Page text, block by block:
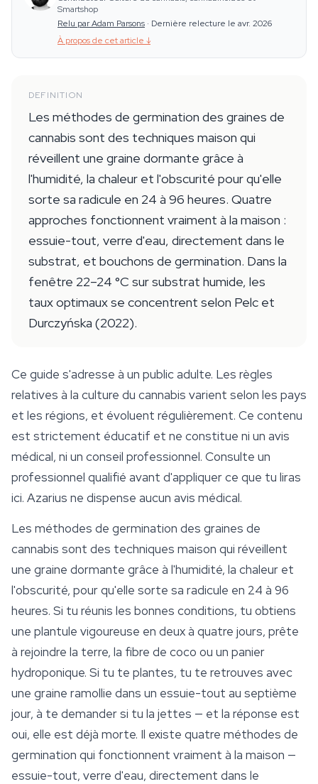
Smartshop
Relu par Adam Parsons · Dernière relecture le avr. 2026
À propos de cet article ↓
DEFINITION
Les méthodes de germination des graines de
cannabis sont des techniques maison qui
réveillent une graine dormante grâce à
l'humidité, la chaleur et l'obscurité pour qu'elle
sorte sa radicule en 24 à 96 heures. Quatre
approches fonctionnent vraiment à la maison :
essuie-tout, verre d'eau, directement dans le
substrat, et bouchons de germination. Dans la
fenêtre 22–24 °C sur substrat humide, les
taux optimaux se concentrent selon Pelc et
Durczyńska (2022).
Ce guide s'adresse à un public adulte. Les règles
relatives à la culture du cannabis varient selon les pays
et les régions, et évoluent régulièrement. Ce contenu
est strictement éducatif et ne constitue ni un avis
médical, ni un conseil professionnel. Consulte un
professionnel qualifié avant d'appliquer ce que tu liras
ici. Azarius ne dispense aucun avis médical.
Les méthodes de germination des graines de
cannabis sont des techniques maison qui réveillent
une graine dormante grâce à l'humidité, la chaleur et
l'obscurité, pour qu'elle sorte sa radicule en 24 à 96
heures. Si tu réunis les bonnes conditions, tu obtiens
une plantule vigoureuse en deux à quatre jours, prête
à rejoindre la terre, la fibre de coco ou un panier
hydroponique. Si tu te plantes, tu te retrouves avec
une graine ramollie dans un essuie-tout au septième
jour, à te demander si tu la jettes — et la réponse est
oui, elle est déjà morte. Il existe quatre méthodes de
germination qui fonctionnent vraiment à la maison —
essuie-tout, verre d'eau, directement dans le